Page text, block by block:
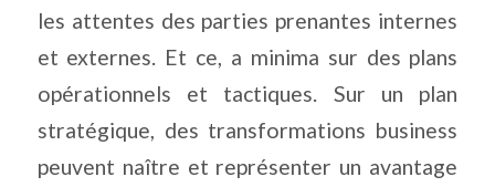
les attentes des parties prenantes internes
et externes. Et ce, a minima sur des plans
opérationnels et tactiques. Sur un plan
stratégique, des transformations business
peuvent naître et représenter un avantage